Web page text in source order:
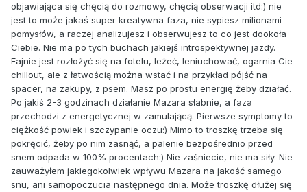
objawiająca się chęcią do rozmowy, chęcią obserwacji itd:) nie
jest to może jakaś super kreatywna faza, nie sypiesz milionami
pomysłów, a raczej analizujesz i obserwujesz to co jest dookoła
Ciebie. Nie ma po tych buchach jakiejś introspektywnej jazdy.
Fajnie jest rozłożyć się na fotelu, leżeć, leniuchować, ogarnia Cie
chillout, ale z łatwością można wstać i na przykład pójść na
spacer, na zakupy, z psem. Masz po prostu energię żeby działać.
Po jakiś 2-3 godzinach działanie Mazara słabnie, a faza
przechodzi z energetycznej w zamulającą. Pierwsze symptomy to
ciężkość powiek i szczypanie oczu:) Mimo to troszkę trzeba się
pokręcić, żeby po nim zasnąć, a palenie bezpośrednio przed
snem odpada w 100% procentach:) Nie zaśniecie, nie ma siły. Nie
zauważyłem jakiegokolwiek wpływu Mazara na jakość samego
snu, ani samopoczucia następnego dnia. Może troszkę dłużej się